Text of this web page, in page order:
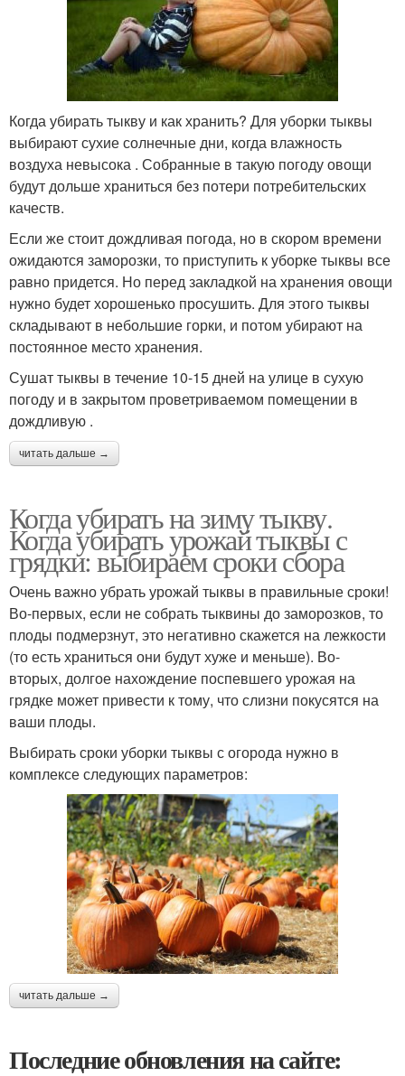
Когда убирать тыкву и как хранить? Для уборки тыквы
выбирают сухие солнечные дни, когда влажность
воздуха невысока . Собранные в такую погоду овощи
будут дольше храниться без потери потребительских
качеств.
Если же стоит дождливая погода, но в скором времени
ожидаются заморозки, то приступить к уборке тыквы все
равно придется. Но перед закладкой на хранения овощи
нужно будет хорошенько просушить. Для этого тыквы
складывают в небольшие горки, и потом убирают на
постоянное место хранения.
Сушат тыквы в течение 10-15 дней на улице в сухую
погоду и в закрытом проветриваемом помещении в
дождливую .
читать дальше →
Когда убирать на зиму тыкву.
Когда убирать урожай тыквы с
грядки: выбираем сроки сбора
Очень важно убрать урожай тыквы в правильные сроки!
Во-первых, если не собрать тыквины до заморозков, то
плоды подмерзнут, это негативно скажется на лежкости
(то есть храниться они будут хуже и меньше). Во-
вторых, долгое нахождение поспевшего урожая на
грядке может привести к тому, что слизни покусятся на
ваши плоды.
Выбирать сроки уборки тыквы с огорода нужно в
комплексе следующих параметров:
читать дальше →
Последние обновления на сайте: